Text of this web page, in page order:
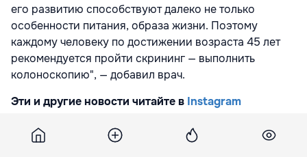
его развитию способствуют далеко не только
особенности питания, образа жизни. Поэтому
каждому человеку по достижении возраста 45 лет
рекомендуется пройти скрининг — выполнить
колоноскопию", — добавил врач.
Эти и другие новости читайте в Instagram
Подпишитесь на новости Point.md в Google